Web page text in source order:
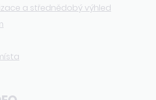
a střednědobý výhled